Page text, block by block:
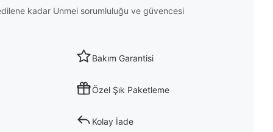
kadar Unmei sorumluluğu ve güvencesi
Bakım Garantisi
Özel Şık Paketleme
Kolay İade